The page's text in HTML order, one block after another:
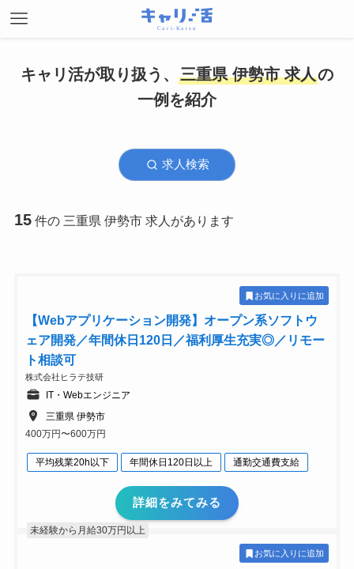
キャリ活が取り扱う、 三重県 伊勢市 求人の
一例を紹介
求人検索
15件の 三重県 伊勢市 求人があります
お気に入りに追加
【Webアプリケーション開発】オープン系ソフトウ
ェア開発／年間休日120日／福利厚生充実◎／リモー
ト相談可
株式会社ヒラテ技研
IT・Webエンジニア
三重県 伊勢市
400万円〜600万円
平均残業20h以下 年間休日120日以上 通勤交通費支給
詳細をみてみる
未経験から月給30万円以上
お気に入りに追加